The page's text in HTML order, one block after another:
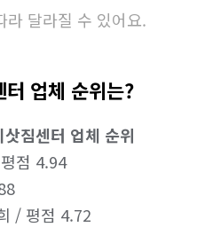
라 달라질 수 있어요.
업체 순위는?
짐센터 업체 순위
점 4.94
/ 평점 4.72